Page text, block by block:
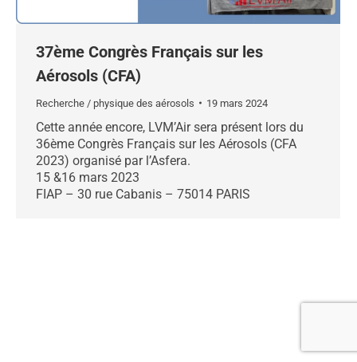
37ème Congrès Français sur les
Aérosols (CFA)
Recherche / physique des aérosols 19 mars 2024
Cette année encore, LVM’Air sera présent lors du
36ème Congrès Français sur les Aérosols (CFA
2023) organisé par l’Asfera.
15 &16 mars 2023
FIAP – 30 rue Cabanis – 75014 PARIS